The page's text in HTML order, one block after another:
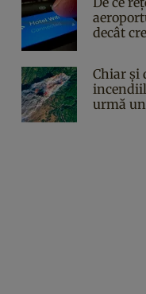
decât
Chiar și
urmă